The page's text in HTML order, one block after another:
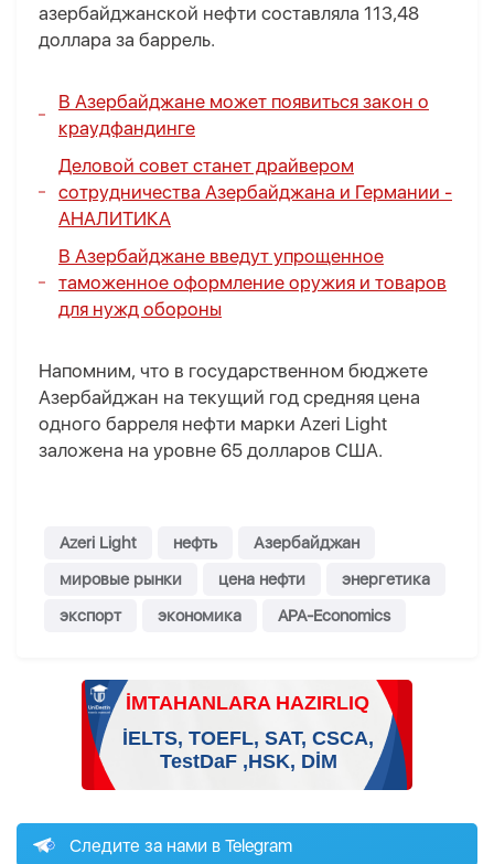
азербайджанской нефти составляла 113,48
доллара за баррель.
В Азербайджане может появиться закон о
краудфандинге
Деловой совет станет драйвером
сотрудничества Азербайджана и Германии -
АНАЛИТИКА
В Азербайджане введут упрощенное
таможенное оформление оружия и товаров
для нужд обороны
Напомним, что в государственном бюджете
Азербайджан на текущий год средняя цена
одного барреля нефти марки Azeri Light
заложена на уровне 65 долларов США.
Azeri Light нефть
Азербайджан
мировые рынки
цена нефти
энергетика
экспорт
экономика APA-Economics
Следите за нами в Telegram